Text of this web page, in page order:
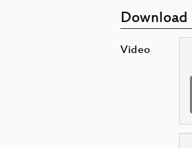
Download
Video